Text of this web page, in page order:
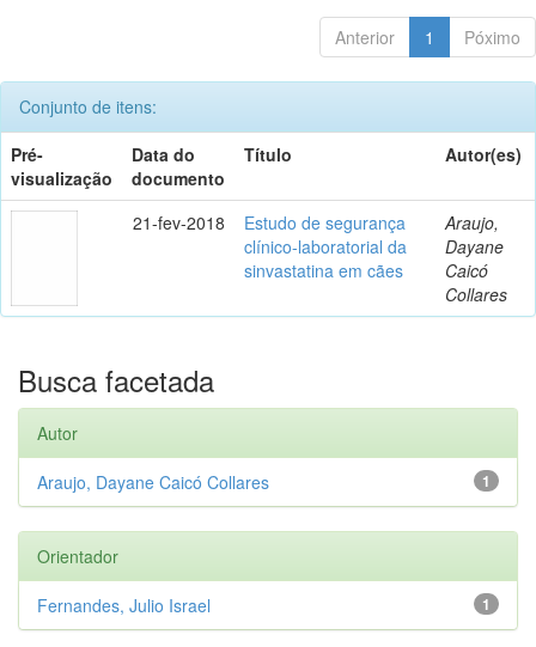
Anterior 1 Póximo
Conjunto de itens:
Pré-
visualização
Data do
documento
Título Autor(es)
21-fev-2018
Estudo de segurança
clínico-laboratorial da
sinvastatina em cães
Araujo,
Dayane
Caicó
Collares
Busca facetada
Autor
1
Araujo, Dayane Caicó Collares
Orientador
1
Fernandes, Julio Israel